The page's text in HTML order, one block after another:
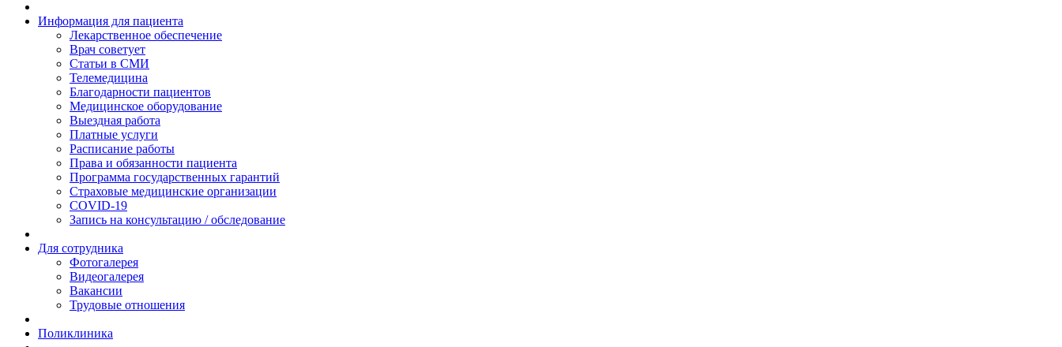
Информация для пациента
Лекарственное обеспечение
Врач советует
Статьи в СМИ
Телемедицина
Благодарности пациентов
Медицинское оборудование
Выездная работа
Платные услуги
Расписание работы
Права и обязанности пациента
Программа государственных гарантий
Страховые медицинские организации
COVID-19
Запись на консультацию / обследование
Для сотрудника
Фотогалерея
Видеогалерея
Вакансии
Трудовые отношения
Поликлиника